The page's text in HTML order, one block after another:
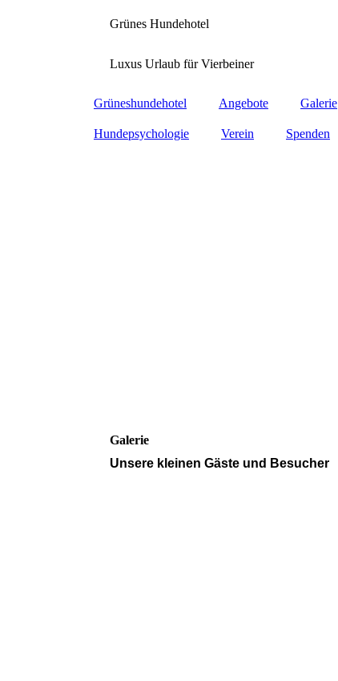
Grünes Hundehotel
Luxus Urlaub für Vierbeiner
Grüneshundehotel Angebote Galerie
Hundepsychologie Verein Spenden
Galerie
Unsere kleinen Gäste und Besucher